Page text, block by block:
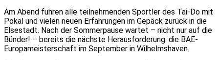
Am Abend fuhren alle teilnehmenden Sportler des Tai-Do mit
Pokal und vielen neuen Erfahrungen im Gepäck zurück in die
Elsestadt. Nach der Sommerpause wartet – nicht nur auf die
Bünder! – bereits die nächste Herausforderung: die BAE-
Europameisterschaft im September in Wilhelmshaven.